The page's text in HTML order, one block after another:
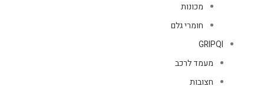
מכונות
חומרי גלם
GRIPQI
מעמד לרכב
חצובות